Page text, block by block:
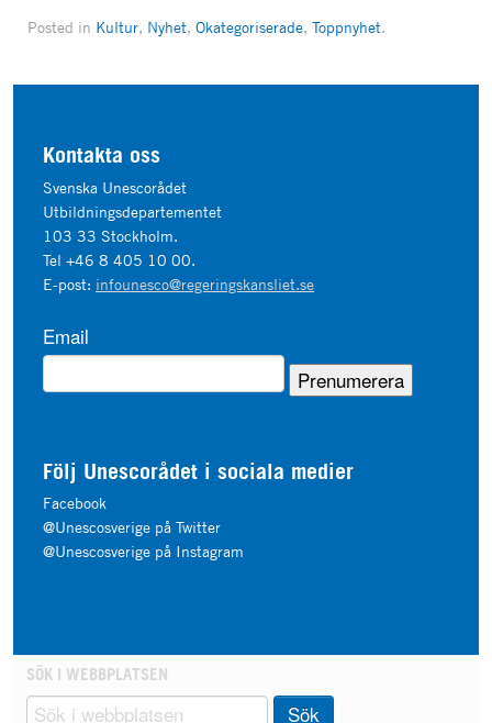
Posted in Kultur, Nyhet, Okategoriserade, Toppnyhet.
Kontakta oss
Svenska Unescorådet
Utbildningsdepartementet
103 33 Stockholm.
Tel +46 8 405 10 00.
E-post: infounesco@regeringskansliet.se
Email
Följ Unescorådet i sociala medier
Facebook
@Unescosverige på Twitter
@Unescosverige på Instagram
SÖK I WEBBPLATSEN
Sök